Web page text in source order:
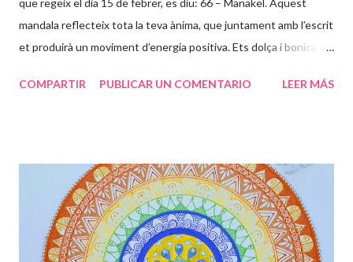
que regeix el dia 15 de febrer, es diu: 66 – Manakel. Aquest
mandala reflecteix tota la teva ànima, que juntament amb l’escrit
et produirà un moviment d’energia positiva. Ets dolça i bonica
causes socials i t’entregues amb molt d’amor incondicional, per
trobant en aquest camí, que et toca viure, uns es pugen ràpids i
fàcils, d’altres lents i feixucs, però els vas superant fins arribar
juntament amb l’energia cap al lloc on ets TU realment. Les
papallones que t’acompanyen t’ajuden a transformar-te i que
COMPARTIR PUBLICAR UN COMENTARIO LEER MÁS